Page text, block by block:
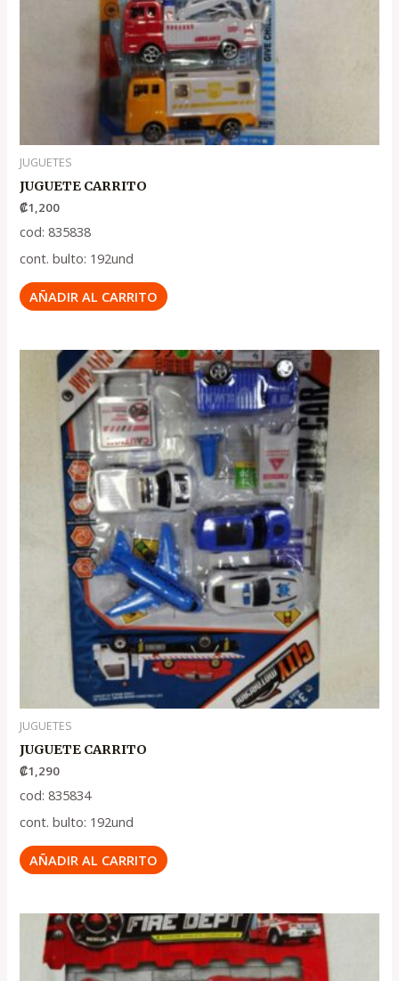
JUGUETES
JUGUETE CARRITO
₡1,200
cod: 835838
cont. bulto: 192und
AÑADIR AL CARRITO
JUGUETES
JUGUETE CARRITO
₡1,290
cod: 835834
cont. bulto: 192und
AÑADIR AL CARRITO